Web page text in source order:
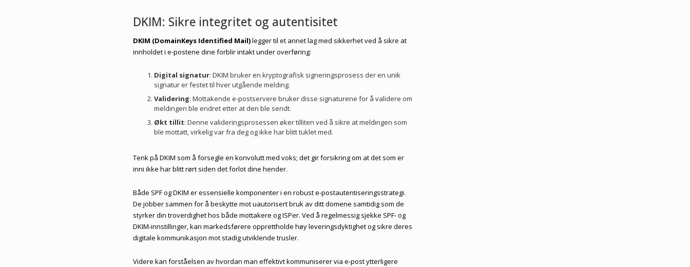
DKIM: Sikre integritet og autentisitet
DKIM (DomainKeys Identified Mail)legger til et annet lag med sikkerhet ved å sikre at
innholdet i e-postene dine forblir intakt under overføring:
Digital signatur: DKIM bruker en kryptografisk signeringsprosess der en unik
signatur er festet til hver utgående melding.
Validering: Mottakende e-postservere bruker disse signaturene for å validere om
meldingen ble endret etter at den ble sendt.
Økt tillit: Denne valideringsprosessen øker tilliten ved å sikre at meldingen som
ble mottatt, virkelig var fra deg og ikke har blitt tuklet med.
Tenk på DKIM som å forsegle en konvolutt med voks; det gir forsikring om at det som er
inni ikke har blitt rørt siden det forlot dine hender.
Både SPF og DKIM er essensielle komponenter i en robust e-postautentiseringsstrategi.
De jobber sammen for å beskytte mot uautorisert bruk av ditt domene samtidig som de
styrker din troverdighet hos både mottakere og ISPer. Ved å regelmessig sjekke SPF- og
DKIM-innstillinger, kan markedsførere opprettholde høy leveringsdyktighet og sikre deres
digitale kommunikasjon mot stadig utviklende trusler.
Videre kan forståelsen av hvordan man effektivt kommuniserer via e-post ytterligere